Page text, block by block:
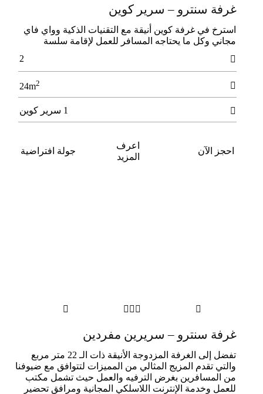
غرفة سنترو – سرير كوين
اﺳﺘﺮخ ﻓﻲ ﻏﺮﻓﺔ ﻛﻮﻳﻦ أﻧﻴﻘﺔ ﻣﻊ اﻟﺘﻘﻨﻴﺎت اﻟﺬﻛﻴﺔ وواي ﻓﺎي
ﻣﺠﺎﻧﻲ وﻛﻞ ﻣﺎ ﻳﺤﺘﺎﺟﻪ اﻟﻤﺴﺎﻓﺮ ﻟﻠﻌﻤﻞ لإﻗﺎﻣﺔ ﺳﻠﺴﺔ

2

24m2
 1 سرير كوين
احجز الآن
اعرف
المزيد
جولة افتراضية

  

غرفة سنترو – سريرين مفردين
تفضل إلى الغرفة المزدوجة الأنيقة ذات الـ 22 متر مربع
والتي تقدم المزيج المثالي من المميزات لتتوافق مع ضيوفنا
من المسافرين بغرض الترفيه والعمل حيث تشمل مكتب
للعمل وخدمة الإنترنت اللاسلكي المجانية ومرافق تحضير